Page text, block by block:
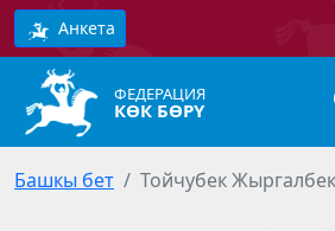
Анкета
ФЕДЕРАЦИЯ
КӨК БӨРҮ
Башкы бет Тойчубек